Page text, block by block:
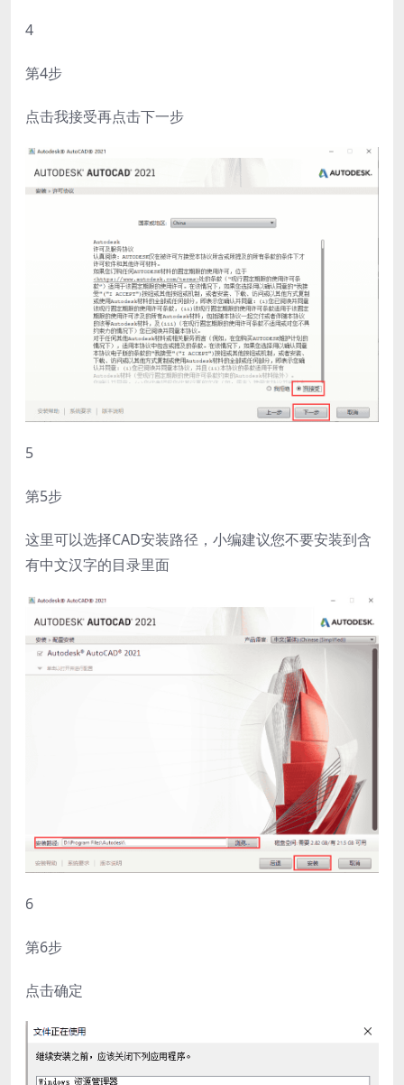
4
第4步
点击我接受再点击下一步
5
第5步
这里可以选择CAD安装路径，小编建议您不要安装到含
有中文汉字的目录里面
6
第6步
点击确定